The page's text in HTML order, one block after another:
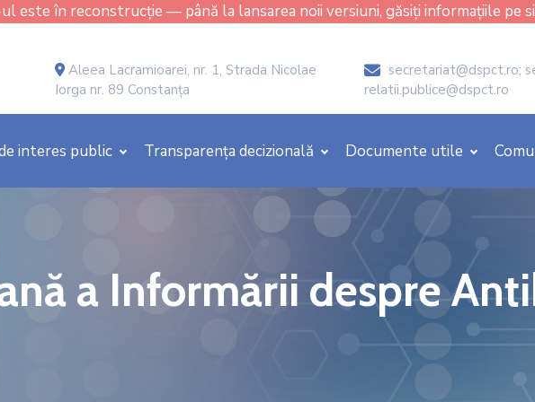
este în reconstrucție — până la lansarea noii versiuni, găsiți informațiile pe
Aleea Lacramioarei, nr. 1, Strada Nicolae
Iorga nr. 89 Constanța
icon
secretariat@dspct.ro;
relatii.publice@dspct.ro
interes public Transparența decizională Documente utile
a Informării despre